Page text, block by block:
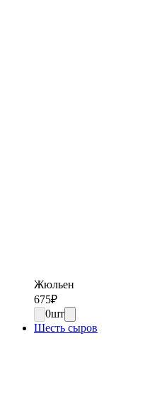
Жюльен
675₽
0шт
Шесть сыров